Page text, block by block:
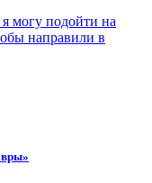
могу подойти на
направили в